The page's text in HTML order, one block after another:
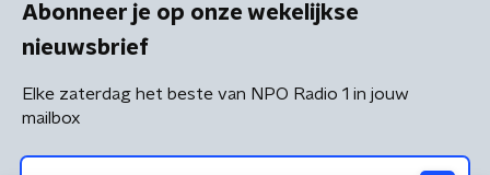
Abonneer je op onze wekelijkse
nieuwsbrief
Elke zaterdag het beste van NPO Radio 1 in jouw
mailbox